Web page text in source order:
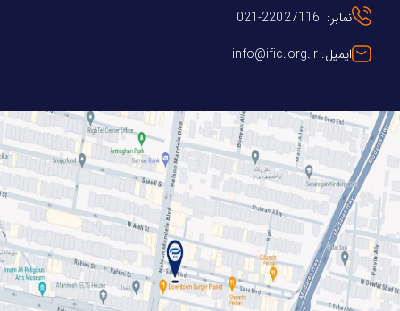
نمابر: 22027116-021
ایمیل: info@ific.org.ir